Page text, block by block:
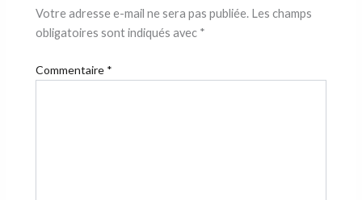
Votre adresse e-mail ne sera pas publiée. Les champs
obligatoires sont indiqués avec *
Commentaire *